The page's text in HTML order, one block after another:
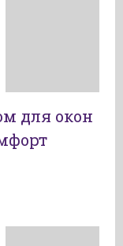
для окон